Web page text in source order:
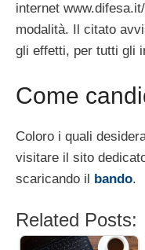
internet
modalità. Il citato
gli effetti, per tutti gli
Come
Coloro i quali
visitare il sito
scaricando il bando.
Related Posts: